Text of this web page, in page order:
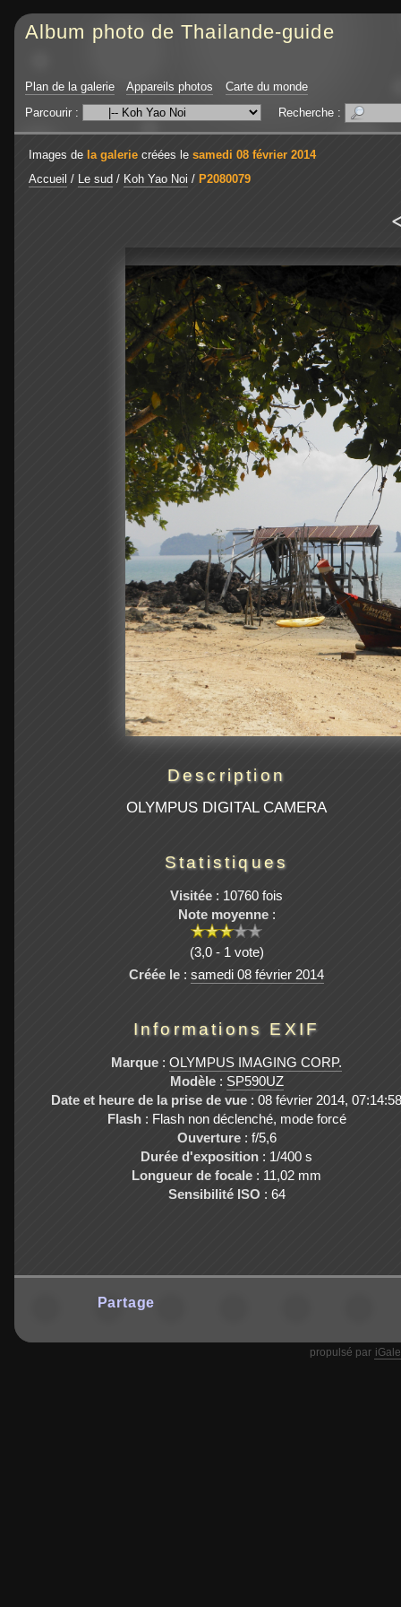
Album photo de Thailande-guide
Plan de la galerie Appareils photos
Carte du monde
Parcourir :
Recherche :
Images de la galerie créées le samedi 08 février 2014
Accueil / Le sud / Koh Yao Noi / P2080079
Description
OLYMPUS DIGITAL CAMERA
Statistiques
Visitée : 10760 fois
Note moyenne:
(3,0 - 1 vote)
Créée le : samedi 08 février 2014
Informations EXIF
Marque : OLYMPUS IMAGING CORP.
Modèle: SP590UZ
Date et heure de la prise de vue : 08 février 2014, 07:14:58
Flash: Flash non déclenché, mode forcé
Ouverture: f/5,6
Durée d'exposition : 1/400 s
Longueur de focale : 11,02 mm
Sensibilité ISO : 64
Partage
propulsé par